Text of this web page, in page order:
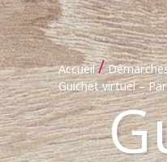
Accueil /
Guichet virtuel –